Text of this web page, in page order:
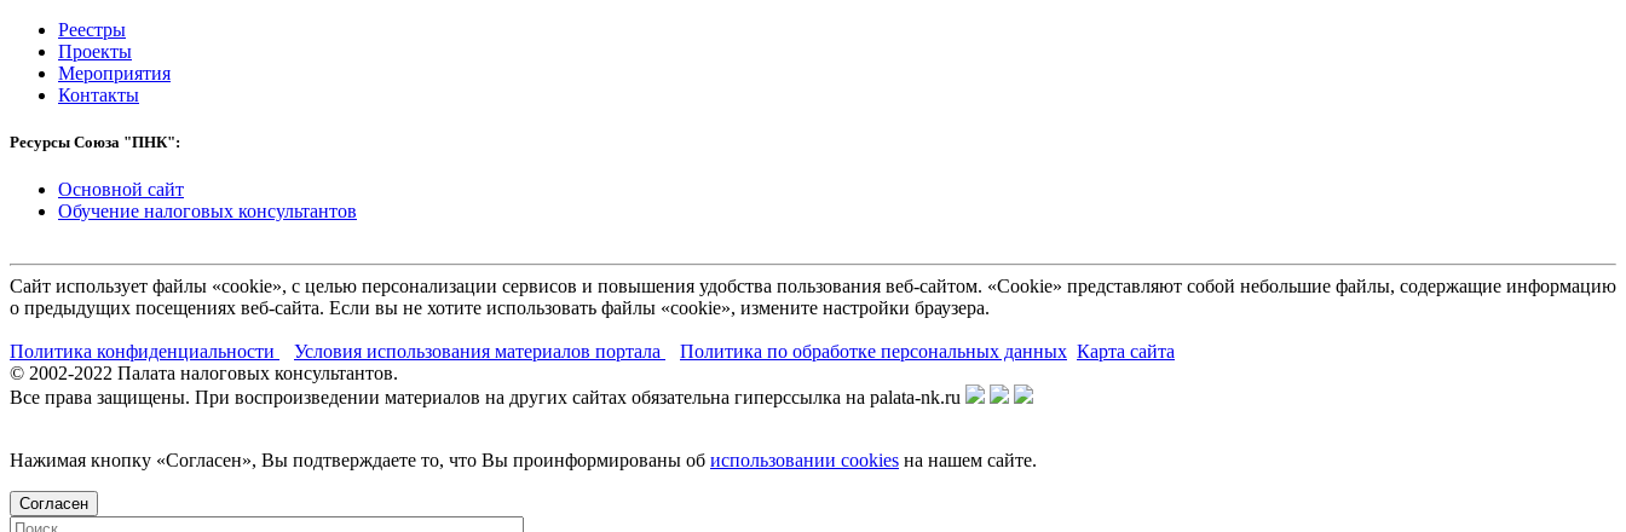
Реестры
Проекты
Мероприятия
Контакты
Ресурсы Союза "ПНК":
Основной сайт
Обучение налоговых консультантов
Сайт использует файлы «cookie», с целью персонализации сервисов и повышения удобства пользования веб-сайтом. «Cookie» представляют собой небольшие файлы, содержащие информацию
о предыдущих посещениях веб-сайта. Если вы не хотите использовать файлы «cookie», измените настройки браузера.
Политика конфиденциальности Условия использования материалов портала Политика по обработке персональных данных Карта сайта
© 2002-2022 Палата налоговых консультантов.
Все права защищены. При воспроизведении материалов на других сайтах обязательна гиперссылка на palata-nk.ru
Нажимая кнопку «Согласен», Вы подтверждаете то, что Вы проинформированы об использовании cookies на нашем сайте.
Согласен